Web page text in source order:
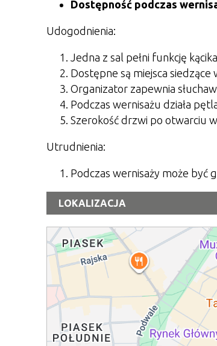
Dostępność podczas
Udogodnienia:
Jedna z sal pełni funkcję
Dostępne są miejsca siedzące
Organizator zapewnia
Podczas wernisażu działa
Szerokość drzwi po otwarciu
Utrudnienia:
Podczas wernisaży może być
LOKALIZACJA